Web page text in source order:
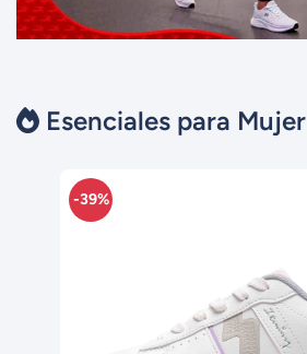
Esenciales para Mujer
-47%